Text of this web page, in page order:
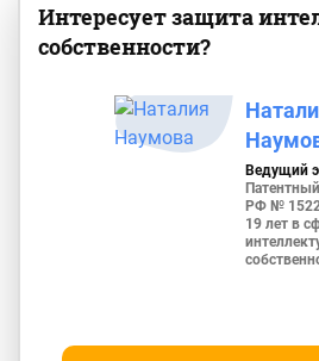
Интересует защита
собственности?
Ведущий
РФ №
19 лет в